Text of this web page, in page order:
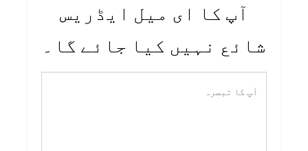
آپ کا ای میل ایڈریس
شائع نہیں کیا جائے گا۔